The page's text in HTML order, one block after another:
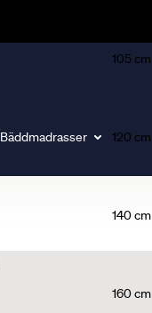
Bäddmadrasser
105 cm
120 cm
140 cm
160 cm